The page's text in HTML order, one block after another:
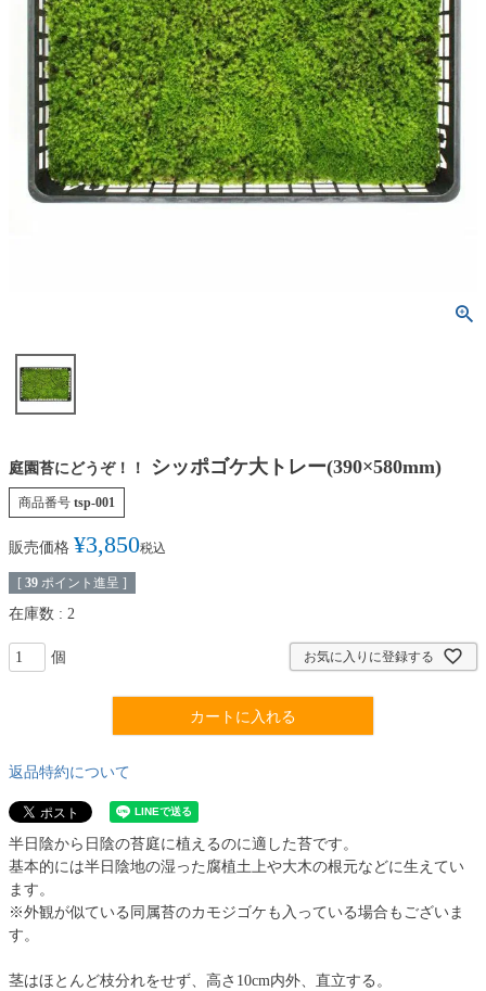
庭園苔にどうぞ！！ シッポゴケ大トレー(390×580mm)
商品番号 tsp-001
販売価格 ¥3,850税込
[ 39 ポイント進呈 ]
在庫数 2
お気に入りに登録する
カートに入れる
返品特約について
半日陰から日陰の苔庭に植えるのに適した苔です。
基本的には半日陰地の湿った腐植土上や大木の根元などに生えてい
ます。
※外観が似ている同属苔のカモジゴケも入っている場合もございま
す。
茎はほとんど枝分れをせず、高さ10cm内外、直立する。